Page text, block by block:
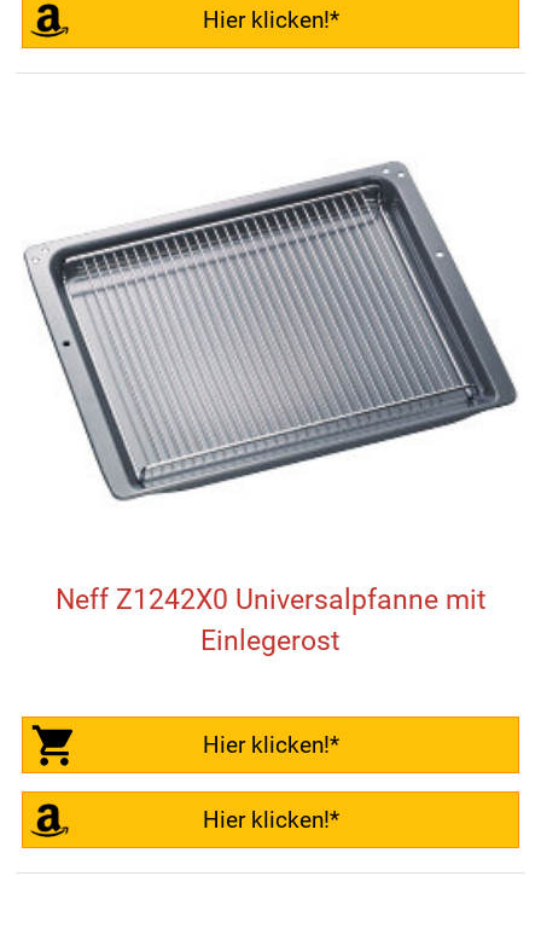
Hier klicken!*
Neff Z1242X0 Universalpfanne mit
Einlegerost
Hier klicken!*
Hier klicken!*